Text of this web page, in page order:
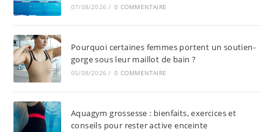
07/08/2026 / 0 COMMENTAIRE
Pourquoi certaines femmes portent un soutien-
gorge sous leur maillot de bain ?
05/08/2026 / 0 COMMENTAIRE
Aquagym grossesse : bienfaits, exercices et
conseils pour rester active enceinte